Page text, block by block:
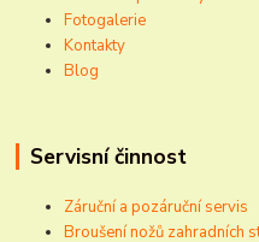
Fotogalerie
Kontakty
Blog
Servisní činnost
Záruční a pozáruční servis
Broušení nožů zahradních